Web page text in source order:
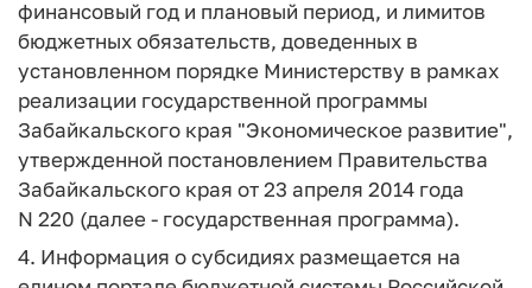
финансовый год и плановый период, и лимитов
бюджетных обязательств, доведенных в
установленном порядке Министерству в рамках
реализации государственной программы
Забайкальского края "Экономическое развитие",
утвержденной постановлением Правительства
Забайкальского края от 23 апреля 2014 года
N 220 (далее - государственная программа).
4. Информация о субсидиях размещается на